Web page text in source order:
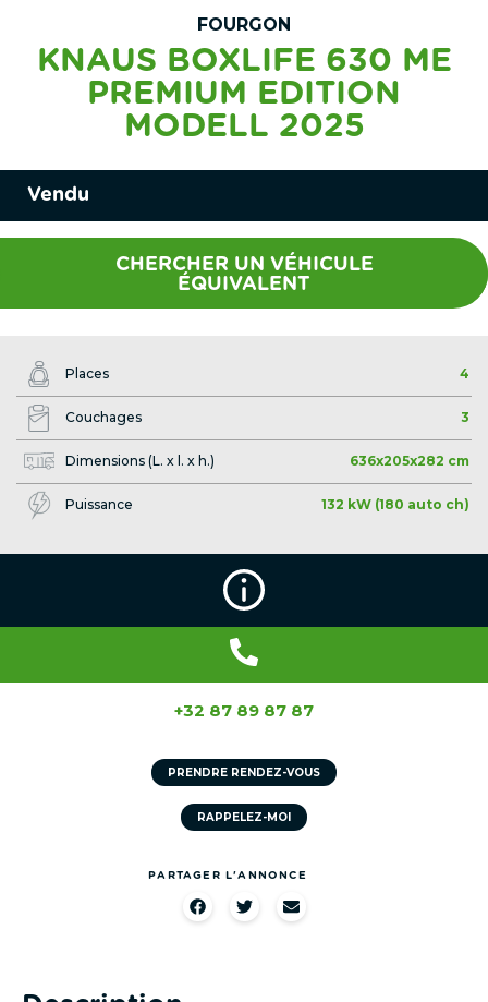
FOURGON
KNAUS BOXLIFE 630 ME
PREMIUM EDITION
MODELL 2025
Vendu
CHERCHER UN VÉHICULE
ÉQUIVALENT
Places 4
Couchages 3
Dimensions (L. x l. x h.) 636x205x282 cm
Puissance 132 kW (180 auto ch)
+32 87 89 87 87
PRENDRE RENDEZ-VOUS
RAPPELEZ-MOI
PARTAGER L'ANNONCE